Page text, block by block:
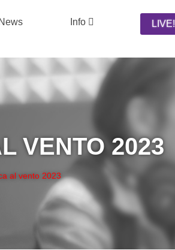
News Info LIVE!
VENTO 2023
al vento 2023